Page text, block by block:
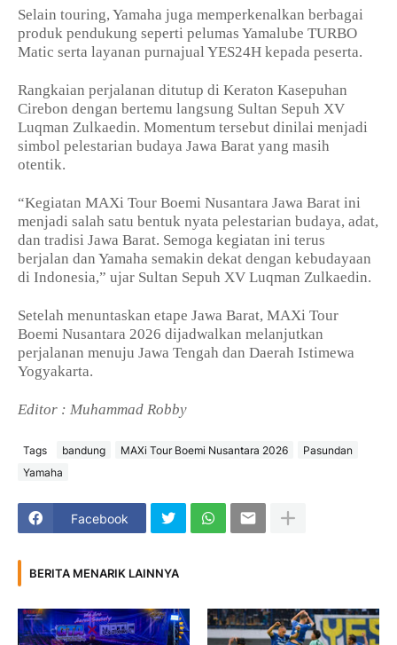
Selain touring, Yamaha juga memperkenalkan berbagai
produk pendukung seperti pelumas Yamalube TURBO
Matic serta layanan purnajual YES24H kepada peserta.
Rangkaian perjalanan ditutup di Keraton Kasepuhan
Cirebon dengan bertemu langsung Sultan Sepuh XV
Luqman Zulkaedin. Momentum tersebut dinilai menjadi
simbol pelestarian budaya Jawa Barat yang masih
otentik.
“Kegiatan MAXi Tour Boemi Nusantara Jawa Barat ini
menjadi salah satu bentuk nyata pelestarian budaya, adat,
dan tradisi Jawa Barat. Semoga kegiatan ini terus
berjalan dan Yamaha semakin dekat dengan kebudayaan
di Indonesia,” ujar Sultan Sepuh XV Luqman Zulkaedin.
Setelah menuntaskan etape Jawa Barat, MAXi Tour
Boemi Nusantara 2026 dijadwalkan melanjutkan
perjalanan menuju Jawa Tengah dan Daerah Istimewa
Yogyakarta.
Editor : Muhammad Robby
Tags bandung MAXi Tour Boemi Nusantara 2026
Pasundan
Yamaha
Facebook
BERITA MENARIK LAINNYA